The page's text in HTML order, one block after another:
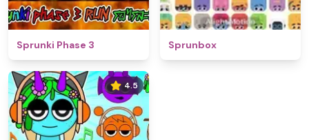
Sprunki Phase 3 Sprunbox
4.5